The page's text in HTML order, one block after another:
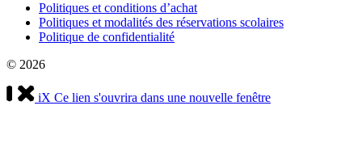
Politiques et conditions d’achat
Politiques et modalités des réservations scolaires
Politique de confidentialité
© 2026
iX Ce lien s'ouvrira dans une nouvelle fenêtre